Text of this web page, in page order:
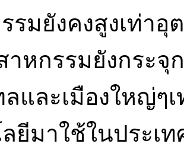
รมยังคงสูงเท่า
หกรรมยังกระจุ
และเมืองใหญ่ๆ
ลยีมาใช้ในประเ